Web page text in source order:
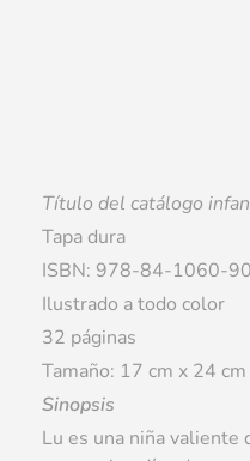
Título del catálogo
Tapa dura
ISBN: 978-84-1060-
Ilustrado a todo color
32 páginas
Tamaño: 17 cm x 24 cm
Sinopsis
Lu es una niña valiente